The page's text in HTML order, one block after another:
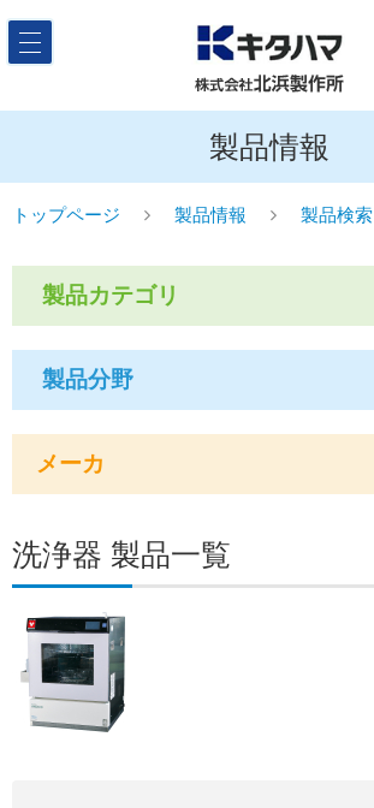
製品情報
トップページ 製品情報 製品検索
製品カテゴリ
製品分野
メーカ
洗浄器 製品一覧